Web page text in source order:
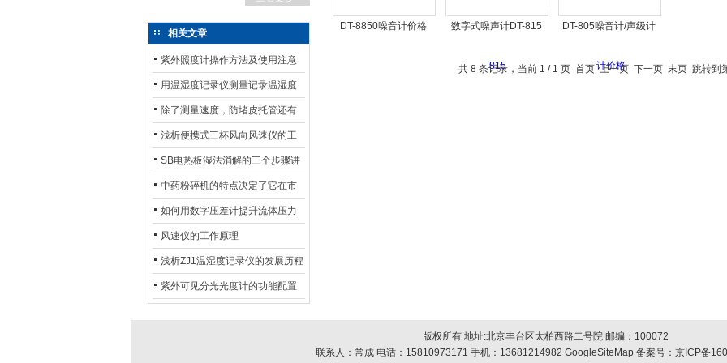
相关文章
紫外照度计操作方法及使用注意
事项
用温湿度记录仪测量记录温湿度
具有怎样的优势呢?
除了测量速度，防堵皮托管还有
其他多种功能
浅析便携式三杯风向风速仪的工
作原理
SB电热板湿法消解的三个步骤讲
解
中药粉碎机的特点决定了它在市
场上的地位
如何用数字压差计提升流体压力
测量精度？
风速仪的工作原理
浅析ZJ1温湿度记录仪的发展历程
紫外可见分光光度计的功能配置
DT-8850噪音计价格 数字式噪声计DT-815
DT-805噪音计/声级计
共 8 条记录，当前 1 / 1 页 首页 上一页 下一页 末页 跳转到
版权所有 地址:北京丰台区太柏西路二号院 邮编：100072
联系人：常成 电话：15810973171 手机：13681214982 GoogleSiteMap 备案号： 京ICP备